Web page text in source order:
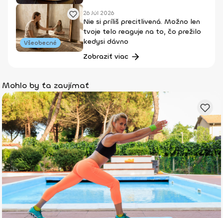
Všeobecné
26 Júl 2026
Nie si príliš precitlivená. Možno len
tvoje telo reaguje na to, čo prežilo
kedysi dávno
Zobraziť viac
Mohlo by ťa zaujímať